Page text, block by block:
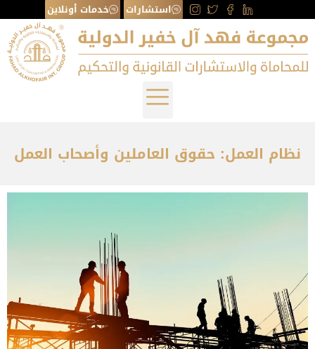
استشارات خدمات أونلاين
نظام العمل: حقوق العاملين وأصحاب العمل